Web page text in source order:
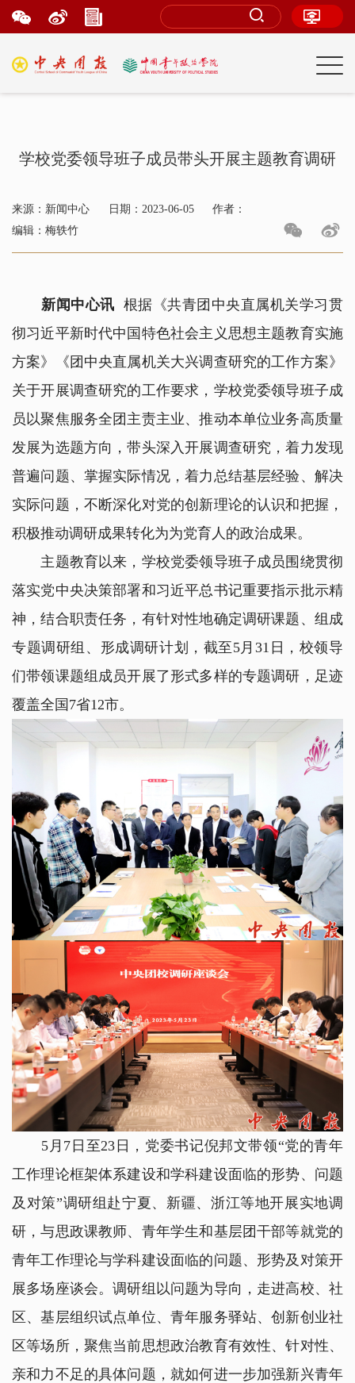
学校党委领导班子成员带头开展主题教育调研
来源：新闻中心 日期：2023-06-05
作者：
编辑：梅轶竹
新闻中心讯 根据《共青团中央直属机关学习贯
彻习近平新时代中国特色社会主义思想主题教育实施
方案》《团中央直属机关大兴调查研究的工作方案》
关于开展调查研究的工作要求，学校党委领导班子成
员以聚焦服务全团主责主业、推动本单位业务高质量
发展为选题方向，带头深入开展调查研究，着力发现
普遍问题、掌握实际情况，着力总结基层经验、解决
实际问题，不断深化对党的创新理论的认识和把握，
积极推动调研成果转化为为党育人的政治成果。
主题教育以来，学校党委领导班子成员围绕贯彻
落实党中央决策部署和习近平总书记重要指示批示精
神，结合职责任务，有针对性地确定调研课题、组成
专题调研组、形成调研计划，截至5月31日，校领导
们带领课题组成员开展了形式多样的专题调研，足迹
覆盖全国7省12市。
5月7日至23日，党委书记倪邦文带领“党的青年
工作理论框架体系建设和学科建设面临的形势、问题
及对策”调研组赴宁夏、新疆、浙江等地开展实地调
研，与思政课教师、青年学生和基层团干部等就党的
青年工作理论与学科建设面临的问题、形势及对策开
展多场座谈会。调研组以问题为导向，走进高校、社
区、基层组织试点单位、青年服务驿站、创新创业社
区等场所，聚焦当前思想政治教育有效性、针对性、
亲和力不足的具体问题，就如何进一步加强新兴青年